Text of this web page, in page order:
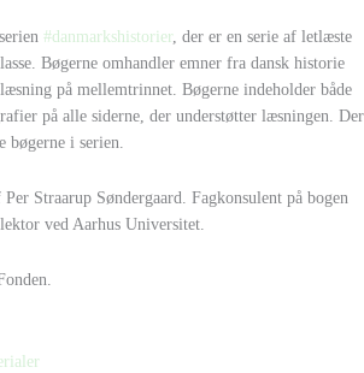
#danmarkshistorier, der er en serie af letlæste
Bøgerne omhandler emner fra dansk historie
på mellemtrinnet. Bøgerne indeholder både
på alle siderne, der understøtter læsningen. Der
bøgerne i serien.
Straarup Søndergaard. Fagkonsulent på bogen
ved Aarhus Universitet.